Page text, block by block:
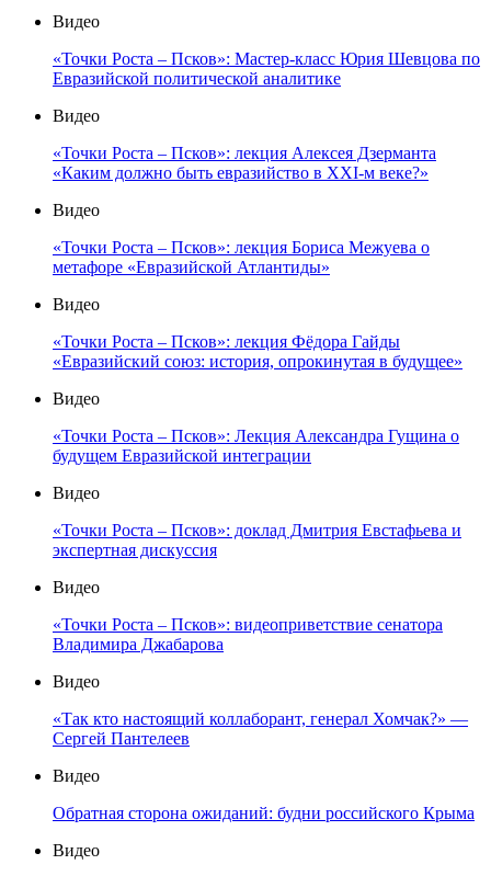
Видео
«Точки Роста – Псков»: Мастер-класс Юрия Шевцова по
Евразийской политической аналитике
Видео
«Точки Роста – Псков»: лекция Алексея Дзерманта
«Каким должно быть евразийство в XXI-м веке?»
Видео
«Точки Роста – Псков»: лекция Бориса Межуева о
метафоре «Евразийской Атлантиды»
Видео
«Точки Роста – Псков»: лекция Фёдора Гайды
«Евразийский союз: история, опрокинутая в будущее»
Видео
«Точки Роста – Псков»: Лекция Александра Гущина о
будущем Евразийской интеграции
Видео
«Точки Роста – Псков»: доклад Дмитрия Евстафьева и
экспертная дискуссия
Видео
«Точки Роста – Псков»: видеоприветствие сенатора
Владимира Джабарова
Видео
«Так кто настоящий коллаборант, генерал Хомчак?» —
Сергей Пантелеев
Видео
Обратная сторона ожиданий: будни российского Крыма
Видео